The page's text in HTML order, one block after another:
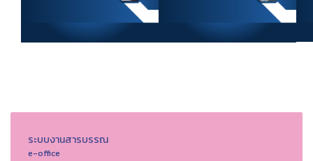
ระบบงานสารบรรณ
e-office